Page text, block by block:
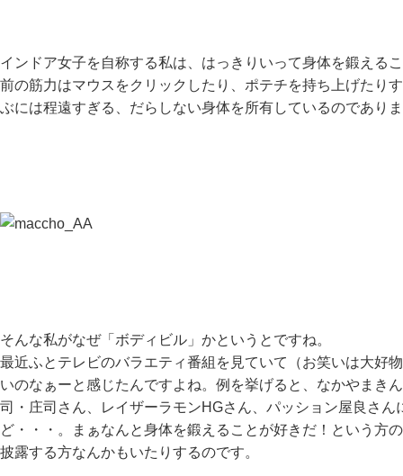
インドア女子を自称する私は、はっきりいって身体を鍛える
前の筋力はマウスをクリックしたり、ポテチを持ち上げたり
ぶには程遠すぎる、だらしない身体を所有しているのであり
そんな私がなぜ「ボディビル」かというとですね。
最近ふとテレビのバラエティ番組を見ていて（お笑いは大好
いのなぁーと感じたんですよね。例を挙げると、なかやまき
司・庄司さん、レイザーラモンHGさん、パッション屋良さ
ど・・・。まぁなんと身体を鍛えることが好きだ！という方
披露する方なんかもいたりするのです。